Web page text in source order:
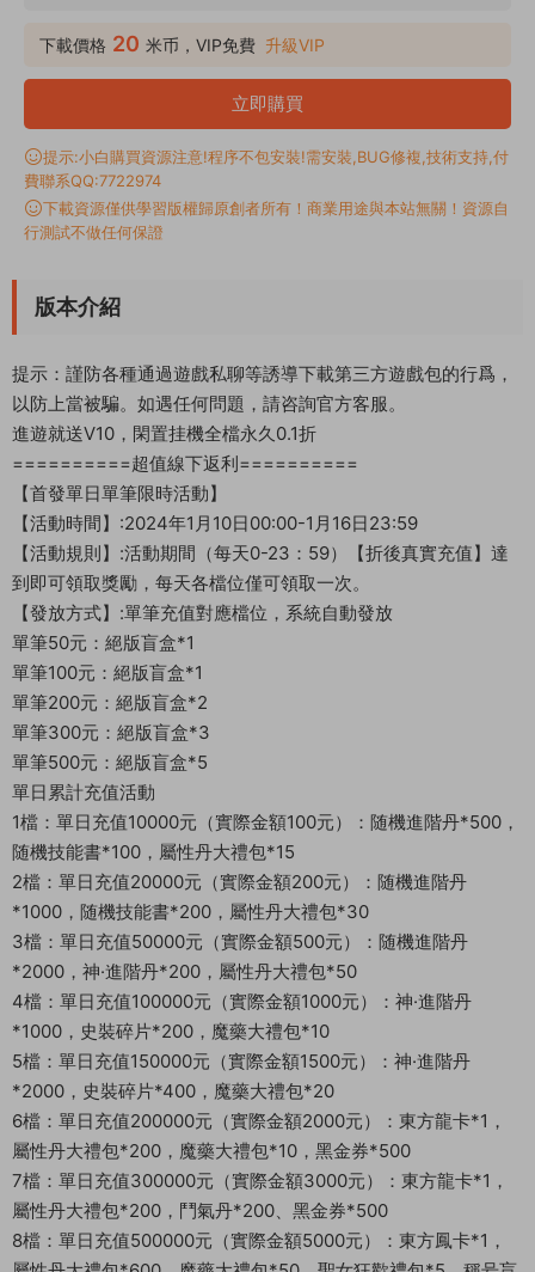
下載價格 20 米币，VIP免費 升級VIP
立即購買
提示:小白購買資源注意!程序不包安裝!需安裝,BUG修複,技術支持,付
費聯系QQ:7722974
下載資源僅供學習版權歸原創者所有！商業用途與本站無關！資源自
行測試不做任何保證
版本介紹
提示：謹防各種通過遊戲私聊等誘導下載第三方遊戲包的行爲，
以防上當被騙。如遇任何問題，請咨詢官方客服。
進遊就送V10，閑置挂機全檔永久0.1折
==========超值線下返利==========
【首發單日單筆限時活動】
【活動時間】:2024年1月10日00:00-1月16日23:59
【活動規則】:活動期間（每天0-23：59）【折後真實充值】達
到即可領取獎勵，每天各檔位僅可領取一次。
【發放方式】:單筆充值對應檔位，系統自動發放
單筆50元：絕版盲盒*1
單筆100元：絕版盲盒*1
單筆200元：絕版盲盒*2
單筆300元：絕版盲盒*3
單筆500元：絕版盲盒*5
單日累計充值活動
1檔：單日充值10000元（實際金額100元）：随機進階丹*500，
随機技能書*100，屬性丹大禮包*15
2檔：單日充值20000元（實際金額200元）：随機進階丹
*1000，随機技能書*200，屬性丹大禮包*30
3檔：單日充值50000元（實際金額500元）：随機進階丹
*2000，神·進階丹*200，屬性丹大禮包*50
4檔：單日充值100000元（實際金額1000元）：神·進階丹
*1000，史裝碎片*200，魔藥大禮包*10
5檔：單日充值150000元（實際金額1500元）：神·進階丹
*2000，史裝碎片*400，魔藥大禮包*20
6檔：單日充值200000元（實際金額2000元）：東方龍卡*1，
屬性丹大禮包*200，魔藥大禮包*10，黑金券*500
7檔：單日充值300000元（實際金額3000元）：東方龍卡*1，
屬性丹大禮包*200，鬥氣丹*200、黑金券*500
8檔：單日充值500000元（實際金額5000元）：東方鳳卡*1，